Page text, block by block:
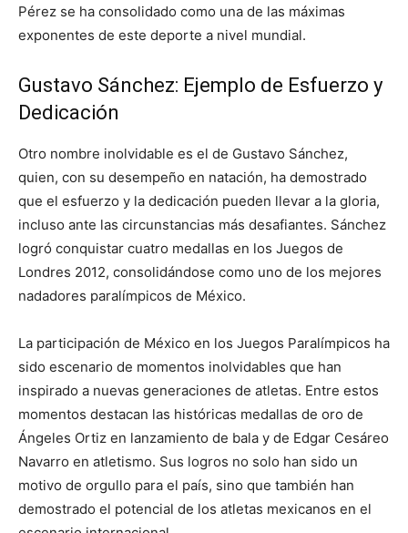
Pérez se ha consolidado como una de las máximas
exponentes de este deporte a nivel mundial.
Gustavo Sánchez: Ejemplo de Esfuerzo y
Dedicación
Otro nombre inolvidable es el de Gustavo Sánchez,
quien, con su desempeño en natación, ha demostrado
que el esfuerzo y la dedicación pueden llevar a la gloria,
incluso ante las circunstancias más desafiantes. Sánchez
logró conquistar cuatro medallas en los Juegos de
Londres 2012, consolidándose como uno de los mejores
nadadores paralímpicos de México.
La participación de México en los Juegos Paralímpicos ha
sido escenario de momentos inolvidables que han
inspirado a nuevas generaciones de atletas. Entre estos
momentos destacan las históricas medallas de oro de
Ángeles Ortiz en lanzamiento de bala y de Edgar Cesáreo
Navarro en atletismo. Sus logros no solo han sido un
motivo de orgullo para el país, sino que también han
demostrado el potencial de los atletas mexicanos en el